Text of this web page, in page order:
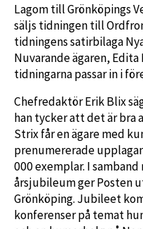
Lagom till Grönköpings
säljs tidningen till
tidningens satirbilaga
Nuvarande ägaren,
tidningarna passar in i
Chefredaktör Erik Blix
han tycker att det är bra
Strix får en ägare med
prenumererade
000 exemplar. I
årsjubileum ger Posten
Grönköping. Jubileet
konferenser på temat